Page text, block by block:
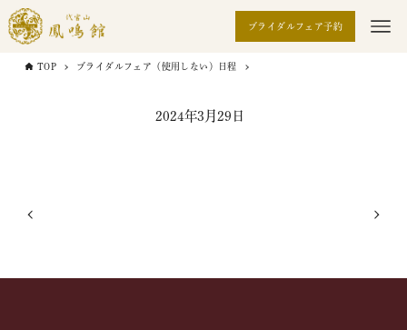
ブライダルフェア予約
TOP ブライダルフェア（使用しない）日程
2024年3月29日